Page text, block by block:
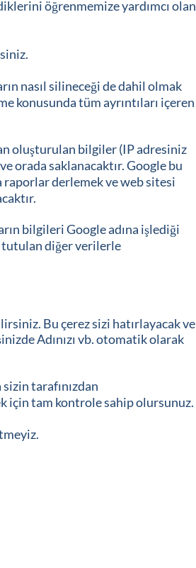
öğrenmemize yardımcı olan
nasıl silineceği de dahil olmak
konusunda tüm ayrıntıları içeren
oluşturulan bilgiler (IP adresiniz
orada saklanacaktır. Google bu
raporlar derlemek ve web sitesi
bilgileri Google adına işlediği
tutulan diğer verilerle
Bu çerez sizi hatırlayacak ve
Adınızı vb. otomatik olarak
tarafınızdan
için tam kontrole sahip olursunuz.